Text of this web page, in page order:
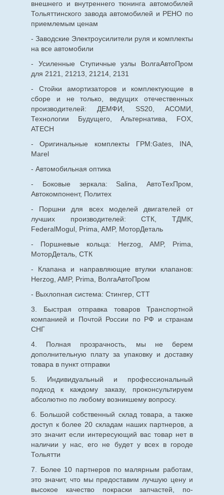
внешнего и внутреннего тюнинга автомобилей
Тольяттинского завода автомобилей и РЕНО по
приемлемым ценам
- Заводские Электроусилители руля и комплекты
на все автомобили
- Усиленные Ступичные узлы ВолгаАвтоПром
для 2121, 21213, 21214, 2131
- Стойки амортизаторов и комплектующие в
сборе и не только, ведущих отечественных
производителей: ДЕМФИ, SS20, АСОМИ,
Технологии Будущего, Альтернатива, FOX,
ATECH
- Оригинальные комплекты ГРМ:Gates, INA,
Marel
- Автомобильная оптика
- Боковые зеркала: Salina, АвтоТехПром,
Автокомпонент, Политех
- Поршни для всех моделей двигателей от
лучших производителей: СТК, ТДМК,
FederalMogul, Prima, AMP, МоторДеталь
- Поршневые кольца: Herzog, AMP, Prima,
МоторДеталь, СТК
- Клапана и направляющие втулки клапанов:
Herzog, AMP, Prima, ВолгаАвтоПром
- Выхлопная система: Стингер, СТТ
3. Быстрая отправка товаров Транспортной
компанией и Почтой России по РФ и странам
СНГ
4. Полная прозрачность, мы не берем
дополнительную плату за упаковку и доставку
товара в пункт отправки
5. Индивидуальный и профессиональный
подход к каждому заказу, проконсультируем
абсолютно по любому возникшему вопросу.
6. Большой собственный склад товара, а также
доступ к более 20 складам наших партнеров, а
это значит если интересующий вас товар нет в
наличии у нас, его не будет у всех в городе
Тольятти
7. Более 10 партнеров по малярным работам,
это значит, что мы предоставим лучшую цену и
высокое качество покраски запчастей, по-